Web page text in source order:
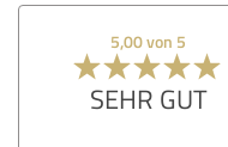
5,00 von 5
SEHR GUT